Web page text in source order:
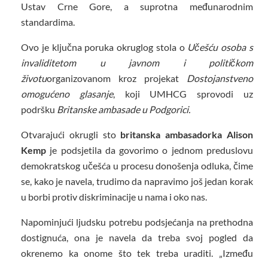
Ustav Crne Gore, a suprotna međunarodnim
standardima.
Ovo je ključna poruka okruglog stola o Učešću osoba s
invaliditetom u javnom i političkom
životuorganizovanom kroz projekat Dostojanstveno
omogućeno glasanje, koji UMHCG sprovodi uz
podršku Britanske ambasade u Podgorici.
Otvarajući okrugli sto britanska ambasadorka Alison
Kemp je podsjetila da govorimo o jednom preduslovu
demokratskog učešća u procesu donošenja odluka, čime
se, kako je navela, trudimo da napravimo još jedan korak
u borbi protiv diskriminacije u nama i oko nas.
Napominjući ljudsku potrebu podsjećanja na prethodna
dostignuća, ona je navela da treba svoj pogled da
okrenemo ka onome što tek treba uraditi. „Između